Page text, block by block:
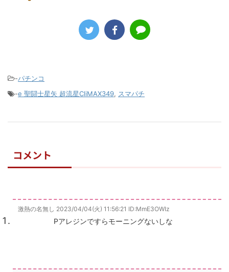
-パチンコ
-e 聖闘士星矢 超流星CliMAX349, スマパチ
コメント
激熱の名無し 2023/04/04(火) 11:56:21 ID:MmE3OWIz
Pアレジンですらモーニングないしな